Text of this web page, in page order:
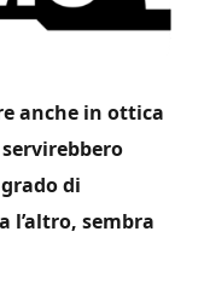
anche in ottica
di
l’altro, sembra